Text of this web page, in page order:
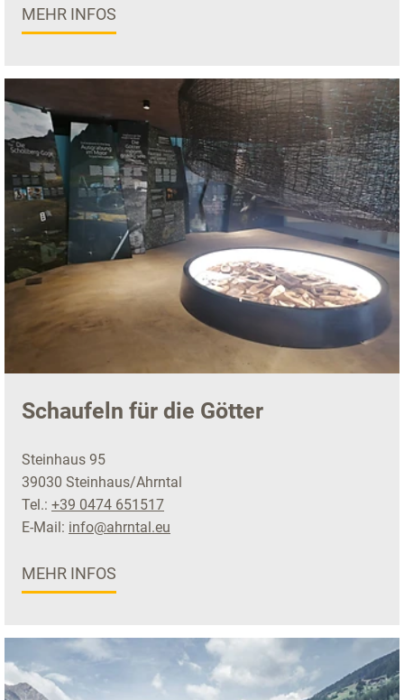
MEHR INFOS
Schaufeln für die Götter
Steinhaus 95
39030 Steinhaus/Ahrntal
Tel.: +39 0474 651517
E-Mail: info@ahrntal.eu
MEHR INFOS